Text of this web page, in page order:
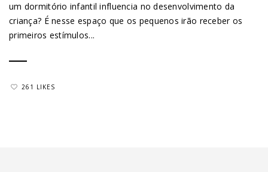
um dormitório infantil influencia no desenvolvimento da
criança? É nesse espaço que os pequenos irão receber os
primeiros estímulos...
261 LIKES